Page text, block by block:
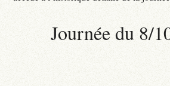
Journée du 8/